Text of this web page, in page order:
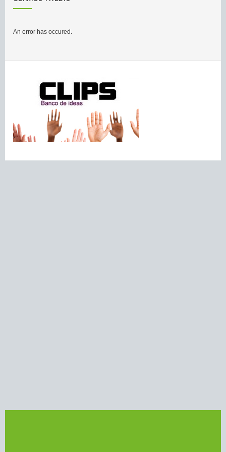
An error has occured.